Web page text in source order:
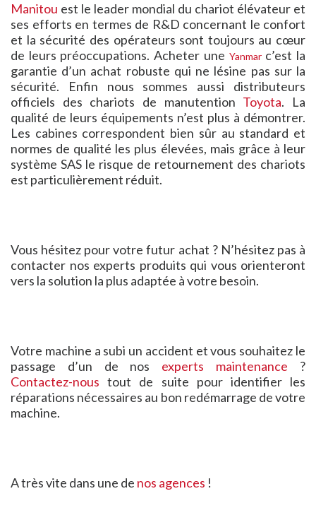
Manitou est le leader mondial du chariot élévateur et
ses efforts en termes de R&D concernant le confort
et la sécurité des opérateurs sont toujours au cœur
de leurs préoccupations.Acheter une Yanmarc’est la
garantie d’un achat robuste qui ne lésine pas sur la
sécurité. Enfin nous sommes aussi distributeurs
officiels des chariots de manutention Toyota. La
qualité de leurs équipements n’est plus à démontrer.
Les cabines correspondent bien sûr au standard et
normes de qualité les plus élevées, mais grâce à leur
système SAS le risque de retournement des chariots
est particulièrement réduit.
Vous hésitez pour votre futur achat ? N’hésitez pas à
contacter nos experts produits qui vous orienteront
vers la solution la plus adaptée à votre besoin.
Votre machine a subi un accident et vous souhaitez le
passage d’un de nos experts maintenance ?
Contactez-nous tout de suite pour identifier les
réparations nécessaires au bon redémarrage de votre
machine.
A très vite dans une de nos agences !